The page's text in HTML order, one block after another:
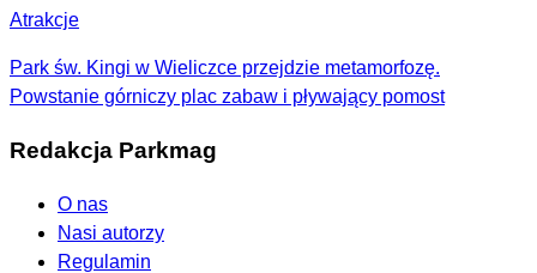
Atrakcje
Park św. Kingi w Wieliczce przejdzie metamorfozę.
Powstanie górniczy plac zabaw i pływający pomost
Redakcja Parkmag
O nas
Nasi autorzy
Regulamin